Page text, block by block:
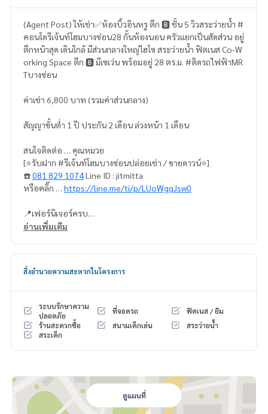
(Agent Post) ให้เช่า✅ห้องบิ้วอินหรู ตึก 🅱️ ชั้น 5 วิวสระว่ายน้ำ #
คอนโดรีเจ้นท์โฮมบางซ่อน28 กั้นห้องนอน ครัวแยกเป็นสัดส่วน อยู่
ตึกหน้าสุด เดินใกล้ มีส่วนกลางใหญ่ไฮโซ สระว่ายน้ำ ฟิตเนส Co-W
orking Space ตึก 🅱️ มีเซเว่น พร้อมอยู่ 28 ตร.ม. #ติดรถไฟฟ้าMR
Tบางซ่อน
ค่าเช่า 6,800 บาท (รวมค่าส่วนกลาง)
สัญญาขั้นต่ำ 1 ปี ประกัน 2 เดือน ล่วงหน้า 1 เดือน
สนใจติดต่อ … คุณหมวย
[⭐️รับฝาก #รีเจ้นท์โฮมบางซ่อนปล่อยเช่า / ขายดาวน์⭐️]
☎️081 829 1074Line ID : jitmitta
หรือคลิ๊ก … https://line.me/ti/p/LUoWgqJsw0
📍เฟอร์นิเจอร์ครบ
* โซฟา + โต๊ะข้าง
* ผ้าม่าน 2 ชั้น
* ชุดครัวบิ้วอิน
** กั้นห้องแยกเป็นสัดส่วน แยก ห้องครัว ห้องนอน ห้องรับแขก
📍เครื่องใช้ไฟฟ้า
* แอร์ 2 เครื่อง
* ไมโครเวฟ
* เครื่องทำน้ำอุ่น
(❌ไม่มีทีวี และเครื่องซักผ้า)
อ่านเพิ่มเติม
สิ่งอำนวยความสะดวกในโครงการ
ระบบรักษาความ
ปลอดภัย
ที่จอดรถ
ฟิตเนส / ยิม
ร้านสะดวกซื้อ
สนามเด็กเล่น
สระว่ายน้ำ
สระเด็ก
ดูแผนที่